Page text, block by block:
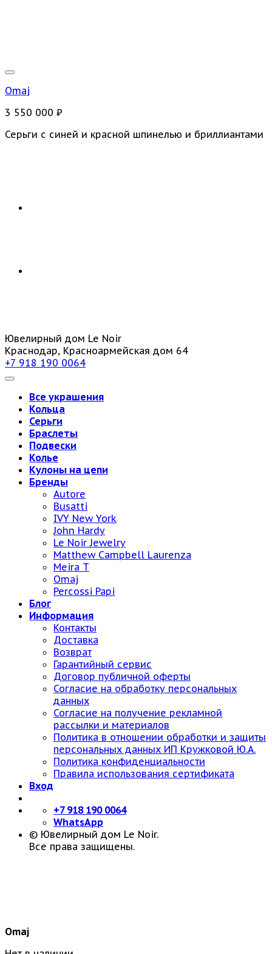
Omaj
3 550 000 ₽
Серьги c синей и красной шпинелью и бриллиантами
Ювелирный дом Le Noir
Краснодар, Красноармейская дом 64
+7 918 190 0064
Все украшения
Кольца
Серьги
Браслеты
Подвески
Колье
Кулоны на цепи
Бренды
Autore
Busatti
IVY New York
John Hardy
Le Noir Jewelry
Matthew Campbell Laurenza
Meira T
Omaj
Percossi Papi
Блог
Информация
Контакты
Доставка
Возврат
Гарантийный сервис
Договор публичной оферты
Согласие на обработку персональных
данных
Согласие на получение рекламной
рассылки и материалов
Политика в отношении обработки и защиты
персональных данных ИП Кружковой Ю.А.
Политика конфиденциальности
Правила использования сертификата
Вход
+7 918 190 0064
WhatsApp
© Ювелирный дом Le Noir.
Все права защищены.
Omaj